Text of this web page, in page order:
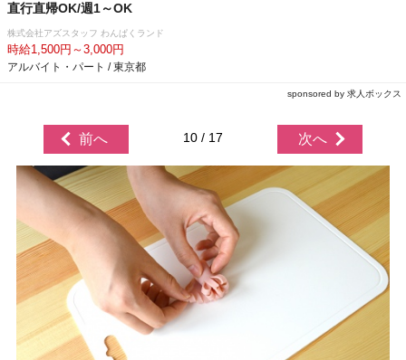
直行直帰OK/週1～OK
株式会社アズスタッフ わんぱくランド
時給1,500円～3,000円
アルバイト・パート / 東京都
sponsored by 求人ボックス
前へ 10 / 17 次へ